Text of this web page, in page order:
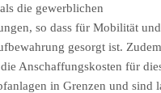
die gewerblichen
so dass für Mobilität
gesorgt ist. Zudem
Anschaffungskosten für
in Grenzen und sind